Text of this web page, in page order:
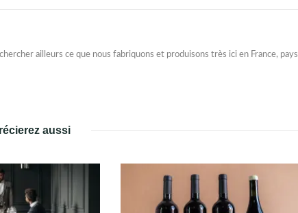
ailleurs ce que nous fabriquons et produisons très ici en France, pays
aussi